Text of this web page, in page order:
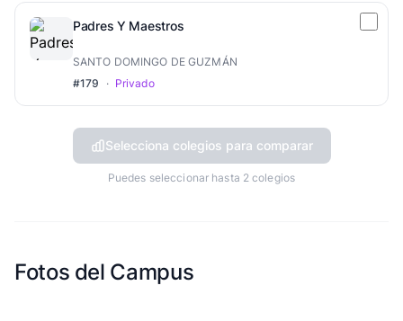
Padres Y Maestros
SANTO DOMINGO DE GUZMÁN
#179
· Privado
Selecciona colegios para comparar
Puedes seleccionar hasta 2 colegios
Fotos del Campus